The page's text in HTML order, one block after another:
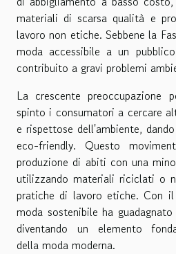
materiali di scarsa qualità e
lavoro non etiche. Sebbene la
moda accessibile a un
contribuito a gravi problemi
La crescente preoccupazione
spinto i consumatori a cercare
e rispettose dell'ambiente,
eco-friendly. Questo
produzione di abiti con una
utilizzando materiali riciclati o
pratiche di lavoro etiche. Con
moda sostenibile ha
diventando un elemento
della moda moderna.